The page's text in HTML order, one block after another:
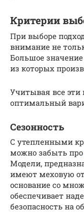
Критерии
При выборе
внимание не
Большое
из которых
Учитывая все эти
оптимальный
Сезонность
С утепленными
можно забыть про
Модели,
имеют меховую
основание со
обеспечивает
безопасность на